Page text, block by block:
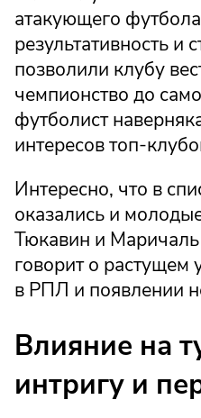
атакующего
результативность и
позволили клубу
чемпионство до
футболист
интересов топ-
Интересно, что в
оказались и
Тюкавин и
говорит о растущем
в РПЛ и появлении
Влияние на
интригу и